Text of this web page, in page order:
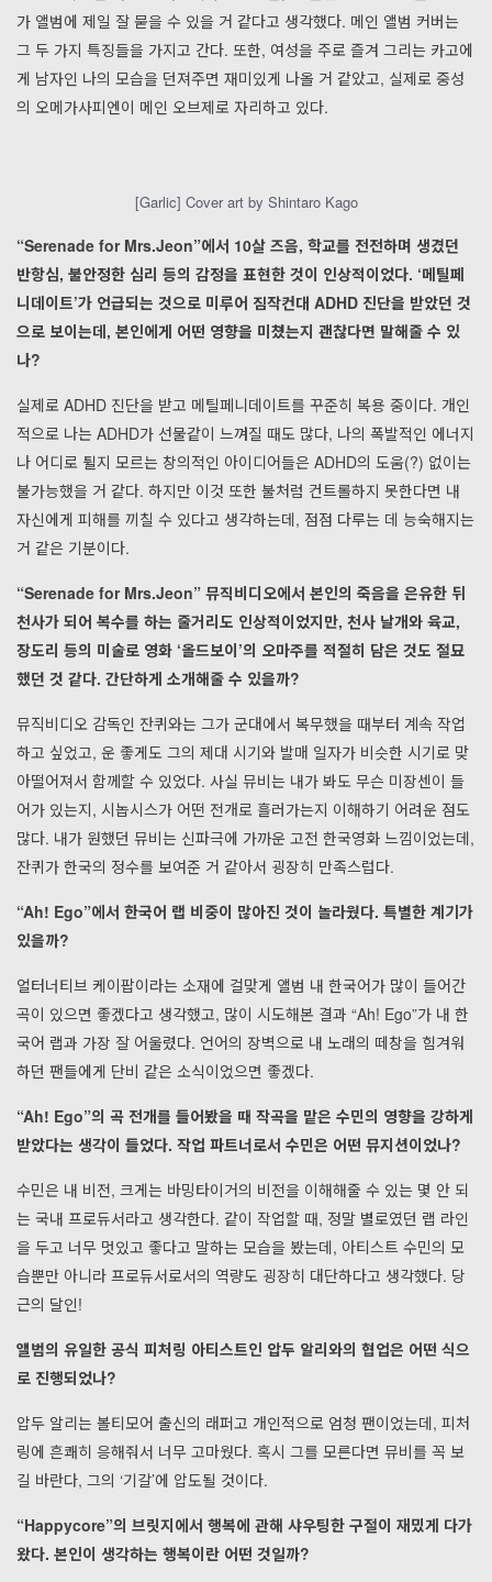
가 앨범에 제일 잘 묻을 수 있을 거 같다고 생각했다. 메인 앨범 커버는
그 두 가지 특징들을 가지고 간다. 또한, 여성을 주로 즐겨 그리는 카고에
게 남자인 나의 모습을 던져주면 재미있게 나올 거 같았고, 실제로 중성
의 오메가사피엔이 메인 오브제로 자리하고 있다.
[Garlic] Cover art by Shintaro Kago
“Serenade for Mrs.Jeon”에서 10살 즈음, 학교를 전전하며 생겼던
반항심, 불안정한 심리 등의 감정을 표현한 것이 인상적이었다. ‘메틸페
니데이트’가 언급되는 것으로 미루어 짐작컨대 ADHD 진단을 받았던 것
으로 보이는데, 본인에게 어떤 영향을 미쳤는지 괜찮다면 말해줄 수 있
나?
실제로 ADHD 진단을 받고 메틸페니데이트를 꾸준히 복용 중이다. 개인
적으로 나는 ADHD가 선물같이 느껴질 때도 많다, 나의 폭발적인 에너지
나 어디로 튈지 모르는 창의적인 아이디어들은 ADHD의 도움(?) 없이는
불가능했을 거 같다. 하지만 이것 또한 불처럼 컨트롤하지 못한다면 내
자신에게 피해를 끼칠 수 있다고 생각하는데, 점점 다루는 데 능숙해지는
거 같은 기분이다.
“Serenade for Mrs.Jeon” 뮤직비디오에서 본인의 죽음을 은유한 뒤
천사가 되어 복수를 하는 줄거리도 인상적이었지만, 천사 날개와 육교,
장도리 등의 미술로 영화 ‘올드보이’의 오마주를 적절히 담은 것도 절묘
했던 것 같다. 간단하게 소개해줄 수 있을까?
뮤직비디오 감독인 잔퀴와는 그가 군대에서 복무했을 때부터 계속 작업
하고 싶었고, 운 좋게도 그의 제대 시기와 발매 일자가 비슷한 시기로 맞
아떨어져서 함께할 수 있었다. 사실 뮤비는 내가 봐도 무슨 미장센이 들
어가 있는지, 시놉시스가 어떤 전개로 흘러가는지 이해하기 어려운 점도
많다. 내가 원했던 뮤비는 신파극에 가까운 고전 한국영화 느낌이었는데,
잔퀴가 한국의 정수를 보여준 거 같아서 굉장히 만족스럽다.
“Ah! Ego”에서 한국어 랩 비중이 많아진 것이 놀라웠다. 특별한 계기가
있을까?
얼터너티브 케이팝이라는 소재에 걸맞게 앨범 내 한국어가 많이 들어간
곡이 있으면 좋겠다고 생각했고, 많이 시도해본 결과 “Ah! Ego”가 내 한
국어 랩과 가장 잘 어울렸다. 언어의 장벽으로 내 노래의 떼창을 힘겨워
하던 팬들에게 단비 같은 소식이었으면 좋겠다.
“Ah! Ego”의 곡 전개를 들어봤을 때 작곡을 맡은 수민의 영향을 강하게
받았다는 생각이 들었다. 작업 파트너로서 수민은 어떤 뮤지션이었나?
수민은 내 비전, 크게는 바밍타이거의 비전을 이해해줄 수 있는 몇 안 되
는 국내 프로듀서라고 생각한다. 같이 작업할 때, 정말 별로였던 랩 라인
을 두고 너무 멋있고 좋다고 말하는 모습을 봤는데, 아티스트 수민의 모
습뿐만 아니라 프로듀서로서의 역량도 굉장히 대단하다고 생각했다. 당
근의 달인!
앨범의 유일한 공식 피처링 아티스트인 압두 알리와의 협업은 어떤 식으
로 진행되었나?
압두 알리는 볼티모어 출신의 래퍼고 개인적으로 엄청 팬이었는데, 피처
링에 흔쾌히 응해줘서 너무 고마웠다. 혹시 그를 모른다면 뮤비를 꼭 보
길 바란다, 그의 ‘기갈’에 압도될 것이다.
“Happycore”의 브릿지에서 행복에 관해 샤우팅한 구절이 재밌게 다가
왔다. 본인이 생각하는 행복이란 어떤 것일까?